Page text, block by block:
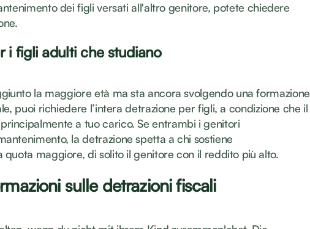
dei figli versati all'altro genitore, potete chiedere
i figli adulti che studiano
la maggiore età ma sta ancora svolgendo una formazione
puoi richiedere l’intera detrazione per figli, a condizione che il
a tuo carico. Se entrambi i genitori
la detrazione spetta a chi sostiene
quota maggiore, di solito il genitore con il reddito più alto.
sulle detrazioni fiscali